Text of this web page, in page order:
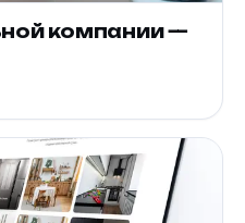
компании —